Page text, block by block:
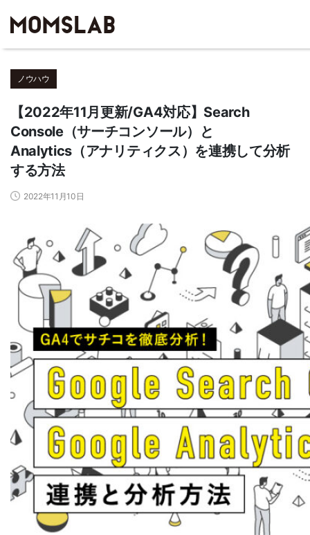
ノウハウ
【2022年11月更新/GA4対応】Search
Console（サーチコンソール）と
Analytics（アナリティクス）を連携して分析
する方法
2022年11月10日